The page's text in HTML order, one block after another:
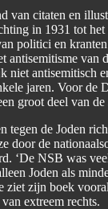
van citaten en
in 1931 tot
politici en
van
antisemitisch
jaren. Voor de
groot deel van
de Joden
de
‘De NSB was
Joden als
ziet zijn boek
extreem rechts.